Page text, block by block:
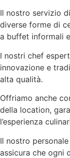
Il nostro servizio
diverse forme di
a buffet informali
I nostri chef
innovazione e
alta qualità.
Offriamo anche
della location,
l’esperienza
Il nostro
assicura che ogni